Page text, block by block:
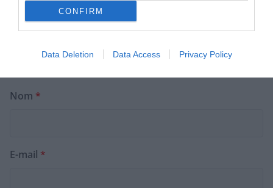
CONFIRM
Data Deletion Data Access Privacy Policy
Nom *
E-mail *